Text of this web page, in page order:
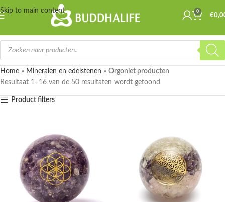
Skip to main content 0
€
Home » Mineralen en edelstenen » Orgoniet producten
Resultaat 1–16 van de 50 resultaten wordt getoond
Product filters